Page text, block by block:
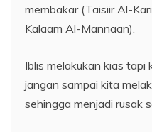
membakar (Taisiir Al-
Kalaam Al-Mannaan).
Iblis melakukan kias tapi
jangan sampai kita
sehingga menjadi rusak